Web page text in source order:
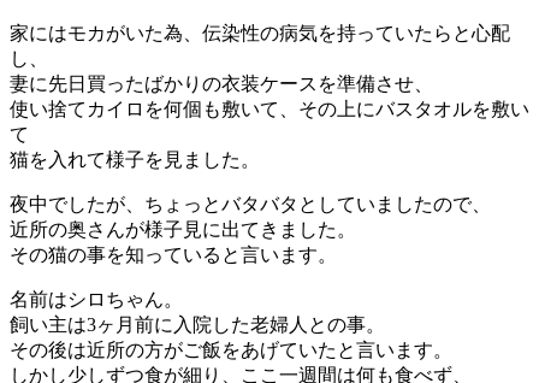
家にはモカがいた為、伝染性の病気を持っていたらと心配
し、
妻に先日買ったばかりの衣装ケースを準備させ、
使い捨てカイロを何個も敷いて、その上にバスタオルを敷い
て
猫を入れて様子を見ました。
夜中でしたが、ちょっとバタバタとしていましたので、
近所の奥さんが様子見に出てきました。
その猫の事を知っていると言います。
名前はシロちゃん。
飼い主は3ヶ月前に入院した老婦人との事。
その後は近所の方がご飯をあげていたと言います。
しかし少しずつ食が細り、ここ一週間は何も食べず、